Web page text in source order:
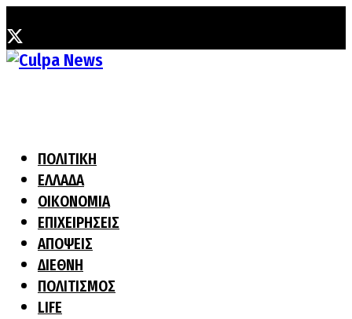
ΠΟΛΙΤΙΚΗ
ΕΛΛΑΔΑ
ΟΙΚΟΝΟΜΙΑ
ΕΠΙΧΕΙΡΗΣΕΙΣ
ΑΠΟΨΕΙΣ
ΔΙΕΘΝΗ
ΠΟΛΙΤΙΣΜΟΣ
LIFE